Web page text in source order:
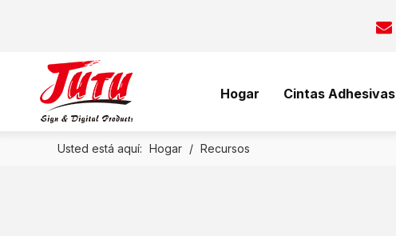

Hogar Cintas Adhesivas
Usted está aquí: Hogar / Recursos